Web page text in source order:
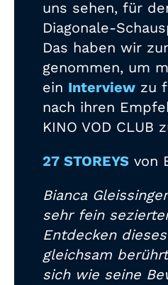
uns sehen, für
Diagonale-
Das haben wir
genommen, um
ein Interview zu
nach ihren
KINO VOD CLUB
27 STOREYS von
Bianca
sehr fein
Entdecken
gleichsam
sich wie seine